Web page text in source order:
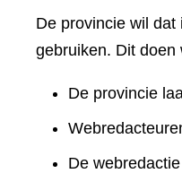
De provincie wil
gebruiken. Dit doen
De provincie
De